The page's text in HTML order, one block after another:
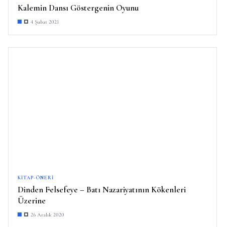
Kalemin Dansı Göstergenin Oyunu
4 Şubat 2021
KITAP-ÖNERI
Dinden Felsefeye – Batı Nazariyatının Kökenleri
Üzerine
26 Aralık 2020